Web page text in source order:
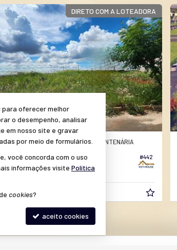
DIRETO COM A LOTEADORA
#442
BÁRBARA D'OESTE -RESERVA CENTENÁRIA
no Reserva Centenária
00
para oferecer melhor
o desempenho, analisar
em nosso site e gravar
por meio de formulários.
você concorda com o uso
informações visite Política
cookies?
aceito cookies